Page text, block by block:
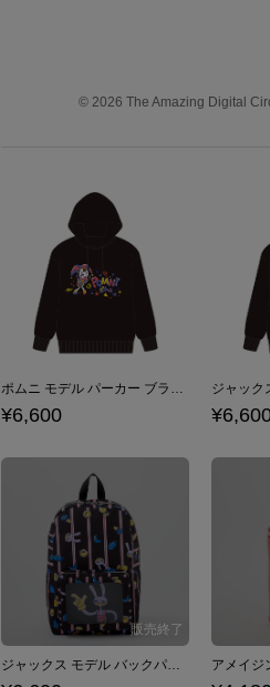
© 2026 The Amazing Digital
ポムニ モデル パーカー ブラック アメイジング・デジタル・サーカス
¥6,600
ジャックス モデル バックパック アメイジング・デジタル・サーカス